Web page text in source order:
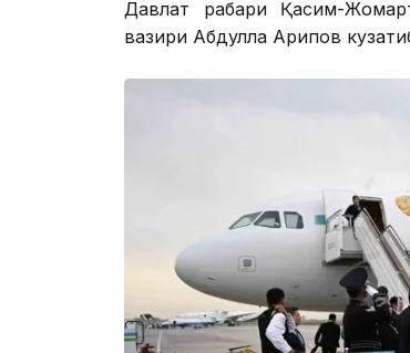
Давлат раҳбари Қасим-
вазири Абдулла Арипов